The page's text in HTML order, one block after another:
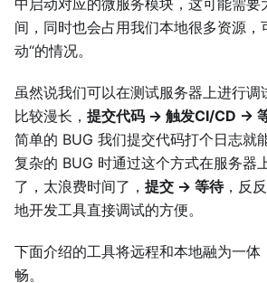
中启动对应的微服务模块，这可能需要
间，同时也会占用我们本地很多资源，
动“的情况。
虽然说我们可以在测试服务器上进行调
比较漫长， 提交代码 -> 触发CI/CD ->
简单的 BUG 我们提交代码打个日志就
复杂的 BUG 时通过这个方式在服务器
了，太浪费时间了， 提交 -> 等待，反
地开发工具直接调试的方便。
下面介绍的工具将远程和本地融为一体
畅。